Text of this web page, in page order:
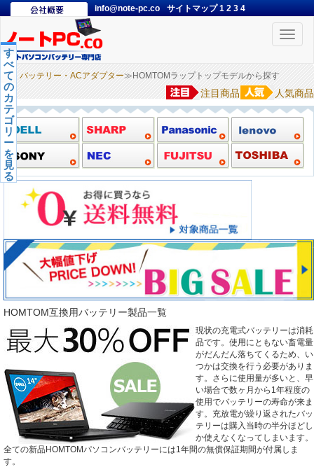
info@note-pc.co サイトマップ1 2 3 4
Toggle
バッテリー・ACアダプター≫HOMTOMラップトップモデルから探す
人気商品
注目商品
す
べ
て
の
カ
テ
ゴ
リ
ー
を
見
る
HOMTOM互換用バッテリー製品一覧
現状の充電式バッテリーは消耗
品です。使用にともない畜電量
がだんだん落ちてくるため、い
つかは交換を行う必要がありま
す。さらに使用量が多いと、早
い場合で数ヶ月から1年程度の
使用でバッテリーの寿命が来ま
す。充放電が繰り返されたバッ
テリーは購入当時の半分ほどし
か使えなくなってしまいます。
全ての新品HOMTOMパソコンバッテリーには1年間の無償保証期間が付属しま
す。